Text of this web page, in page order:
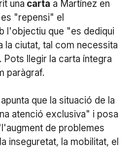
una carta a Martínez en
"repensi" el
l'objectiu que "es dediqui
la ciutat, tal com necessita
Pots llegir la carta íntegra
paràgraf.
que la situació de la
atenció exclusiva" i posa
de problemes
inseguretat, la mobilitat, el